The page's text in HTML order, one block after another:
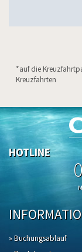
*auf die
Kreuzfahrten
HOTLINE
» Buchungsablauf